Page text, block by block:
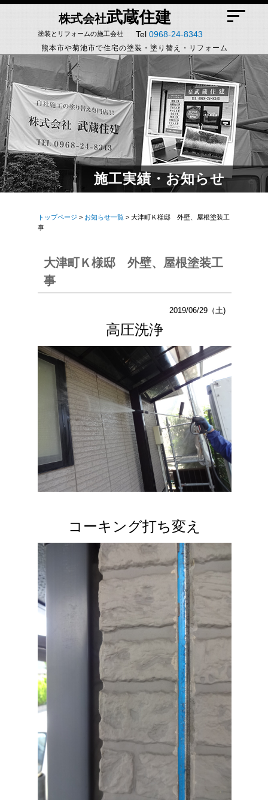
塗装とリフォームの施工会社
株式会社武蔵住建
熊本市や菊池市で住宅の塗装・塗り替え・リフォーム
Tel 0968-24-8343
施工実績・お知らせ
トップページ > お知らせ一覧> 大津町Ｋ様邸 外壁、屋根塗装工
事
大津町Ｋ様邸 外壁、屋根塗装工
事
2019/06/29（土)
高圧洗浄
コーキング打ち変え